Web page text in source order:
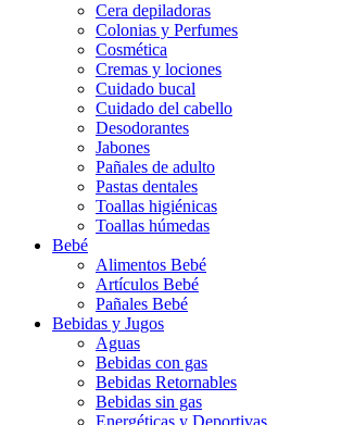
Cera depiladoras
Colonias y Perfumes
Cosmética
Cremas y lociones
Cuidado bucal
Cuidado del cabello
Desodorantes
Jabones
Pañales de adulto
Pastas dentales
Toallas higiénicas
Toallas húmedas
Bebé
Alimentos Bebé
Artículos Bebé
Pañales Bebé
Bebidas y Jugos
Aguas
Bebidas con gas
Bebidas Retornables
Bebidas sin gas
Energéticas y Deportivas